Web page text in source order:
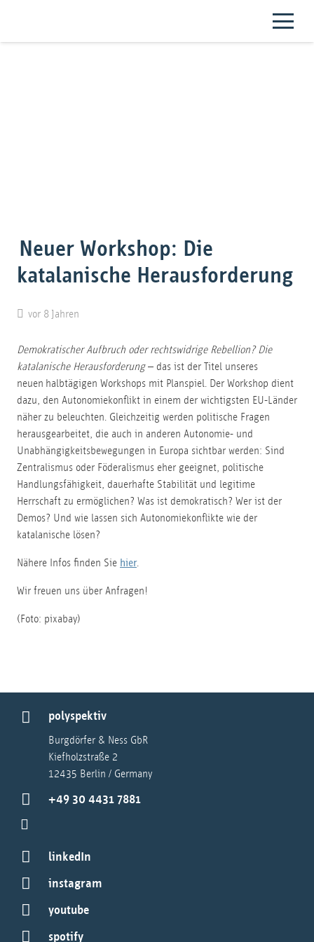
Neuer Workshop: Die
katalanische Herausforderung
vor 8 Jahren
Demokratischer Aufbruch oder rechtswidrige Rebellion? Die
katalanische Herausforderung– das ist der Titel unseres
neuen halbtägigen Workshops mit Planspiel. Der Workshop dient
dazu, den Autonomiekonflikt in einem der wichtigsten EU-Länder
näher zu beleuchten. Gleichzeitig werden politische Fragen
herausgearbeitet, die auch in anderen Autonomie- und
Unabhängigkeitsbewegungen in Europa sichtbar werden: Sind
Zentralismus oder Föderalismus eher geeignet, politische
Handlungsfähigkeit, dauerhafte Stabilität und legitime
Herrschaft zu ermöglichen? Was ist demokratisch? Wer ist der
Demos? Und wie lassen sich Autonomiekonflikte wie der
katalanische lösen?
Nähere Infos finden Sie hier.
Wir freuen uns über Anfragen!
(Foto: pixabay)
polyspektiv
Burgdörfer & Ness GbR
Kiefholzstraße 2
12435 Berlin / Germany
+49 30 4431 7881
linkedIn
instagram
youtube
spotify